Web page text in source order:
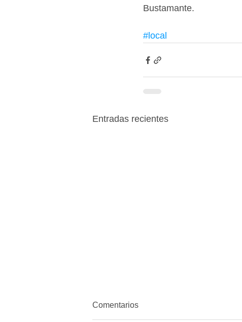
Bustamante.
#local
Entradas recientes
Comentarios